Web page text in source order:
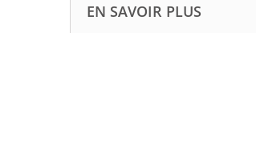
EN SAVOIR PLUS